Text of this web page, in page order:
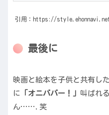
引用：https://
最後に
映画と絵本を子供と共有し
に
「オニババー！」 叫ばれ
ん…….笑